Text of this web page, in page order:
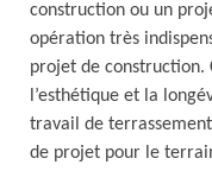
construction ou un
opération très
projet de construction.
l’esthétique et la
travail de
de projet pour le